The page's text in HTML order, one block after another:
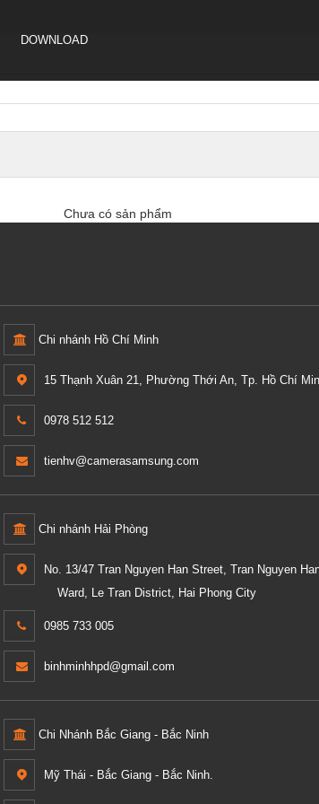
DOWNLOAD
Chưa có sản phẩm
Chi nhánh Hồ Chí Minh
15 Thạnh Xuân 21, Phường Thới An, Tp. Hồ Chí
0978 512 512
tienhv@camerasamsung.com
Chi nhánh Hải Phòng
No. 13/47 Tran Nguyen Han Street, Tran Nguyen
Ward, Le Tran District, Hai Phong City
0985 733 005
binhminhhpd@gmail.com
Chi Nhánh Bắc Giang - Bắc Ninh
Mỹ Thái - Bắc Giang - Bắc Ninh.